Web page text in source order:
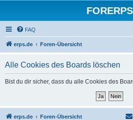
FORERPS
FAQ
erps.de Foren-Übersicht
Alle Cookies des Boards löschen
Bist du dir sicher, dass du alle Cookies des
erps.de Foren-Übersicht